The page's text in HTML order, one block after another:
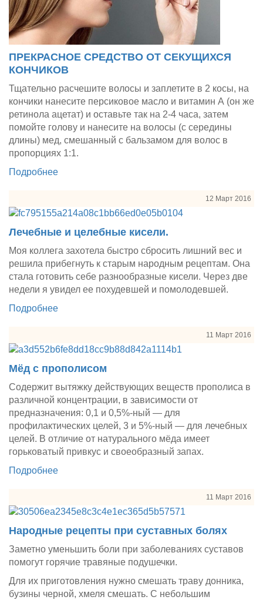
ПРЕКРАСНОЕ СРЕДСТВО ОТ СЕКУЩИХСЯ
КОНЧИКОВ
Тщательно расчешите волосы и заплетите в 2 косы, на
кончики нанесите персиковое масло и витамин А (он же
ретинола ацетат) и оставьте так на 2-4 часа, затем
помойте голову и нанесите на волосы (с середины
длины) мед, смешанный с бальзамом для волос в
пропорциях 1:1.
Подробнее
12 Март 2016
Лечебные и целебные кисели.
Моя коллега захотела быстро сбросить лишний вес и
решила прибегнуть к старым народным рецептам. Она
стала готовить себе разнообразные кисели. Через две
недели я увидел ее похудевшей и помолодевшей.
Подробнее
11 Март 2016
Мёд с прополисом
Содержит вытяжку действующих веществ прополиса в
различной концентрации, в зависимости от
предназначения: 0,1 и 0,5%-ный — для
профилактических целей, 3 и 5%-ный — для лечебных
целей. В отличие от натурального мёда имеет
горьковатый привкус и своеобразный запах.
Подробнее
11 Март 2016
Народные рецепты при суставных болях
Заметно уменьшить боли при заболеваниях суставов
помогут горячие травяные подушечки.
Для их приготовления нужно смешать траву донника,
бузины черной, хмеля смешать. С небольшим